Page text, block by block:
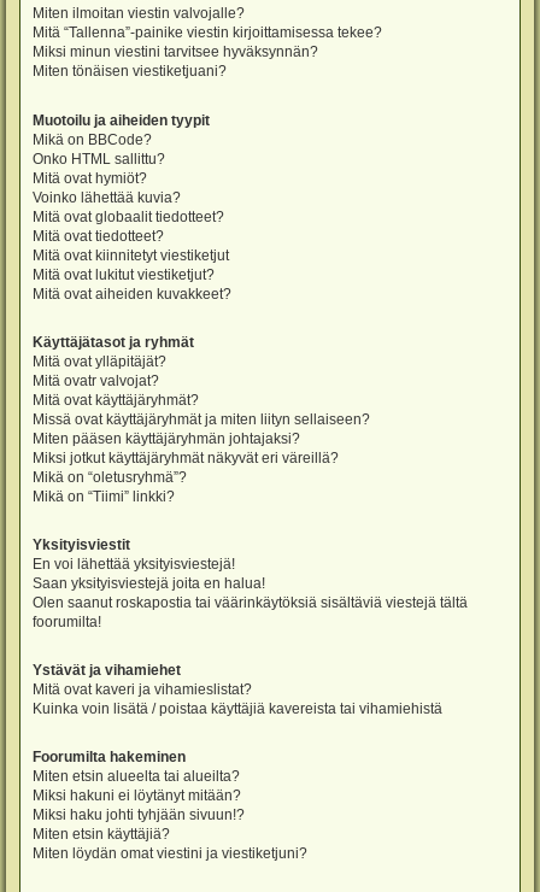
Miten ilmoitan viestin valvojalle?
Mitä “Tallenna”-painike viestin kirjoittamisessa tekee?
Miksi minun viestini tarvitsee hyväksynnän?
Miten tönäisen viestiketjuani?
Muotoilu ja aiheiden tyypit
Mikä on BBCode?
Onko HTML sallittu?
Mitä ovat hymiöt?
Voinko lähettää kuvia?
Mitä ovat globaalit tiedotteet?
Mitä ovat tiedotteet?
Mitä ovat kiinnitetyt viestiketjut
Mitä ovat lukitut viestiketjut?
Mitä ovat aiheiden kuvakkeet?
Käyttäjätasot ja ryhmät
Mitä ovat ylläpitäjät?
Mitä ovatr valvojat?
Mitä ovat käyttäjäryhmät?
Missä ovat käyttäjäryhmät ja miten liityn sellaiseen?
Miten pääsen käyttäjäryhmän johtajaksi?
Miksi jotkut käyttäjäryhmät näkyvät eri väreillä?
Mikä on “oletusryhmä”?
Mikä on “Tiimi” linkki?
Yksityisviestit
En voi lähettää yksityisviestejä!
Saan yksityisviestejä joita en halua!
Olen saanut roskapostia tai väärinkäytöksiä sisältäviä viestejä tältä
foorumilta!
Ystävät ja vihamiehet
Mitä ovat kaveri ja vihamieslistat?
Kuinka voin lisätä / poistaa käyttäjiä kavereista tai vihamiehistä
Foorumilta hakeminen
Miten etsin alueelta tai alueilta?
Miksi hakuni ei löytänyt mitään?
Miksi haku johti tyhjään sivuun!?
Miten etsin käyttäjiä?
Miten löydän omat viestini ja viestiketjuni?